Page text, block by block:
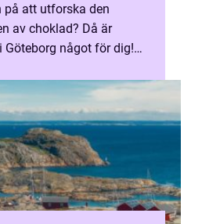
på att utforska den
av choklad? Då är
något för dig!